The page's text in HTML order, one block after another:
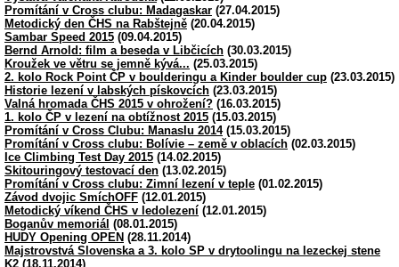
Promítání v Cross clubu: Madagaskar (27.04.2015)
Metodický den ČHS na Rabštejně (20.04.2015)
Sambar Speed 2015 (09.04.2015)
Bernd Arnold: film a beseda v Libčicích (30.03.2015)
Kroužek ve větru se jemně kývá... (25.03.2015)
2. kolo Rock Point ČP v boulderingu a Kinder boulder cup (23.03.2015)
Historie lezení v labských pískovcích (23.03.2015)
Valná hromada ČHS 2015 v ohrožení? (16.03.2015)
1. kolo ČP v lezení na obtížnost 2015 (15.03.2015)
Promítání v Cross Clubu: Manaslu 2014(15.03.2015)
Promítání v Cross clubu: Bolívie – země v oblacích (02.03.2015)
Ice Climbing Test Day 2015 (14.02.2015)
Skitouringový testovací den (13.02.2015)
Promítání v Cross clubu: Zimní lezení v teple (01.02.2015)
Závod dvojic SmíchOFF (12.01.2015)
Metodický víkend ČHS v ledolezení (12.01.2015)
Boganův memoriál (08.01.2015)
HUDY Opening OPEN (28.11.2014)
Majstrovstvá Slovenska a 3. kolo SP v drytoolingu na lezeckej stene
K2 (18.11.2014)